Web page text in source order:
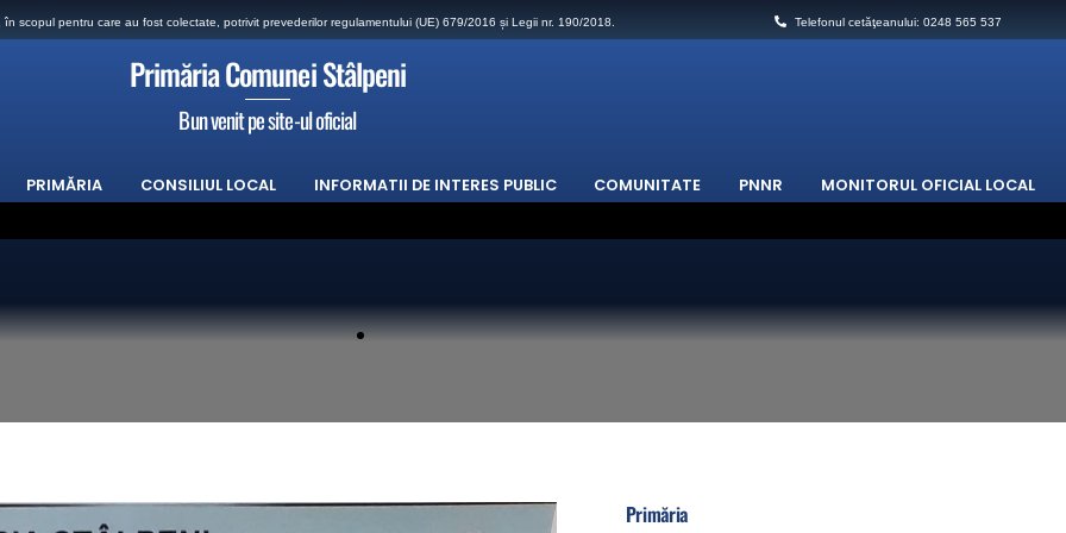
scopul pentru care au fost colectate, potrivit prevederilor regulamentului (UE) 679/2016 și Legii nr. 190/2018. Telefonul cetăţeanului: 0248 565 537
Primăria Comunei Stâlpeni
Bun venit pe site-ul oficial
PRIMĂRIA CONSILIUL LOCAL INFORMATII DE INTERES PUBLIC COMUNITATE PNNR MONITORUL OFICIAL LOCAL
proprietari terenuri din comuna Stalpeni
Primăria